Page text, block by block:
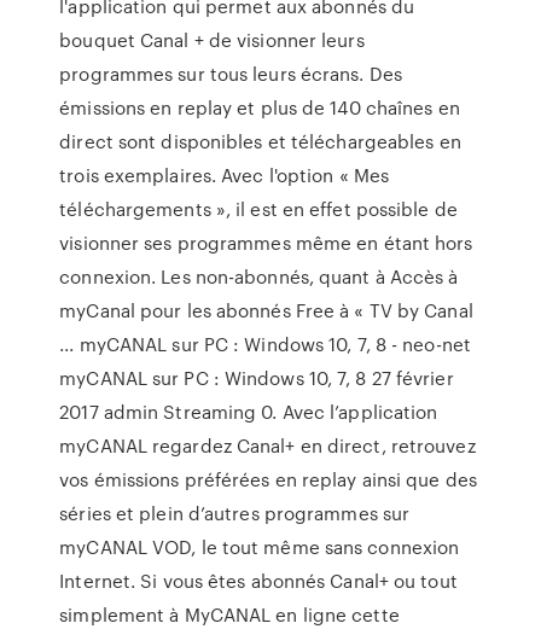
l'application qui permet aux abonnés du
bouquet Canal + de visionner leurs
programmes sur tous leurs écrans. Des
émissions en replay et plus de 140 chaînes en
direct sont disponibles et téléchargeables en
trois exemplaires. Avec l'option « Mes
téléchargements », il est en effet possible de
visionner ses programmes même en étant hors
connexion. Les non-abonnés, quant à Accès à
myCanal pour les abonnés Free à « TV by Canal
... myCANAL sur PC : Windows 10, 7, 8 - neo-net
myCANAL sur PC : Windows 10, 7, 8 27 février
2017 admin Streaming 0. Avec l’application
myCANAL regardez Canal+ en direct, retrouvez
vos émissions préférées en replay ainsi que des
séries et plein d’autres programmes sur
myCANAL VOD, le tout même sans connexion
Internet. Si vous êtes abonnés Canal+ ou tout
simplement à MyCANAL en ligne cette